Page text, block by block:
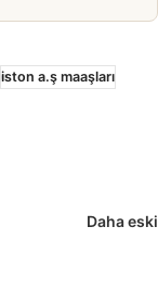
iston a.ş maaşları
Daha eski